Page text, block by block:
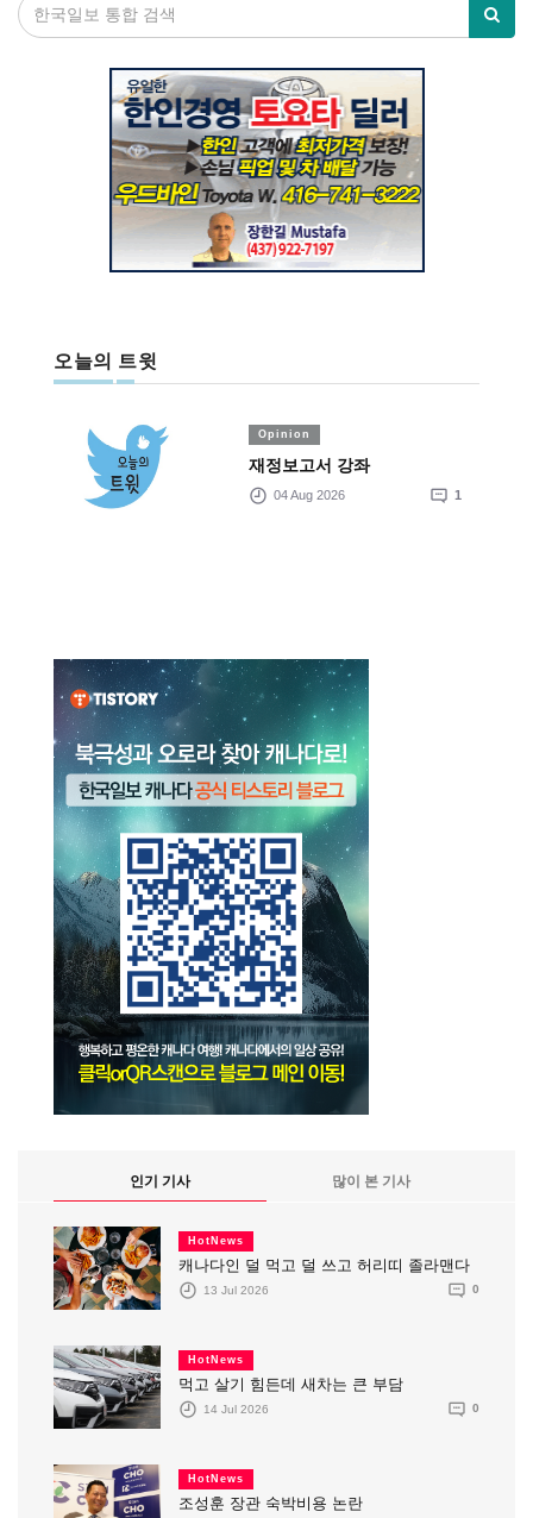
오늘의 트윗
Opinion
재정보고서 강좌
04 Aug 2026 1
인기 기사 많이 본 기사
HotNews
캐나다인 덜 먹고 덜 쓰고 허리띠 졸라맨다
13 Jul 2026 0
HotNews
먹고 살기 힘든데 새차는 큰 부담
14 Jul 2026 0
HotNews
조성훈 장관 숙박비용 논란